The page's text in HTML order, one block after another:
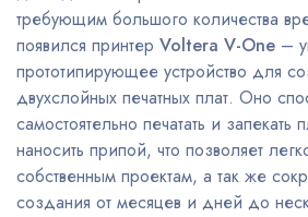
требующим большого количества
появился принтер Voltera V-One –
прототипирующее устройство для
двухслойных печатных плат. Оно
самостоятельно печатать и запекать
наносить припой, что позволяет
собственным проектам, а так же
создания от месяцев и дней до